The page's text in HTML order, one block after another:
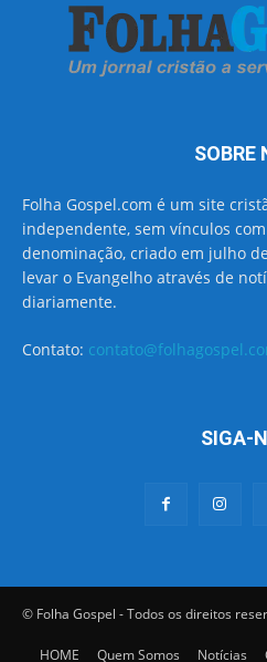
SOBRE
Folha Gospel.com é um site
independente, sem vínculos
denominação, criado em julho
levar o Evangelho através de
diariamente.
Contato:
SIGA-
© Folha Gospel - Todos os direitos
HOME Quem Somos Notícias